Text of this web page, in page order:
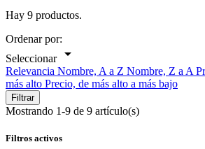
Hay 9 productos.
Ordenar por:
Seleccionar 
Relevancia Nombre, A a Z Nombre, Z a A
más alto Precio, de más alto a más bajo
Filtrar
Mostrando 1-9 de 9 artículo(s)
Filtros activos